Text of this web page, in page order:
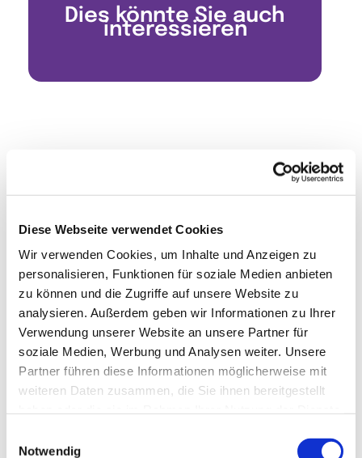
Diese Webseite verwendet Cookies
Wir verwenden Cookies, um Inhalte und Anzeigen zu
personalisieren, Funktionen für soziale Medien anbieten
zu können und die Zugriffe auf unsere Website zu
analysieren. Außerdem geben wir Informationen zu Ihrer
Verwendung unserer Website an unsere Partner für
soziale Medien, Werbung und Analysen weiter. Unsere
Partner führen diese Informationen möglicherweise mit
weiteren Daten zusammen, die Sie ihnen bereitgestellt
Notwendig
Dies könnte Sie auch
interessieren